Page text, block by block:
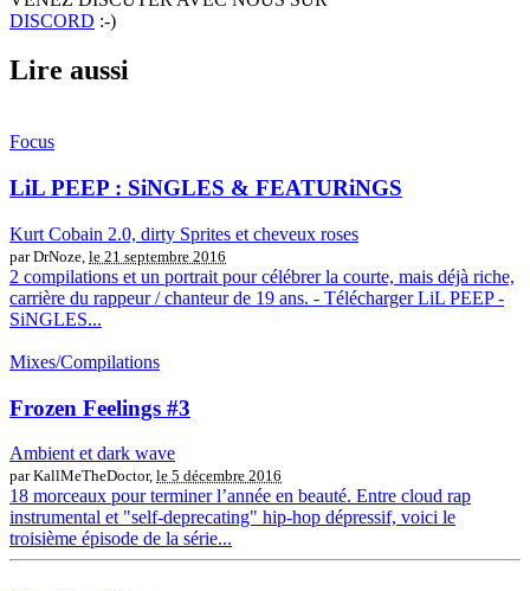
DISCORD :-)
Lire aussi
Focus
LiL PEEP : SiNGLES & FEATURiNGS
Kurt Cobain 2.0, dirty Sprites et cheveux roses
par DrNoze, le 21 septembre 2016
2 compilations et un portrait pour célébrer la courte, mais déjà riche,
carrière du rappeur / chanteur de 19 ans. - Télécharger LiL PEEP -
SiNGLES...
Mixes/Compilations
Frozen Feelings #3
Ambient et dark wave
par KallMeTheDoctor, le 5 décembre 2016
18 morceaux pour terminer l’année en beauté. Entre cloud rap
instrumental et "self-deprecating" hip-hop dépressif, voici le
troisième épisode de la série...